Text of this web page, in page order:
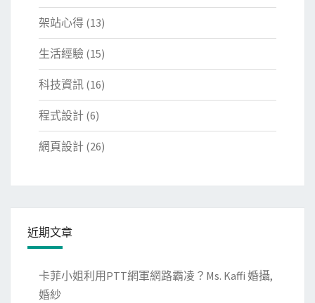
架站心得 (13)
生活經驗 (15)
科技資訊 (16)
程式設計 (6)
網頁設計 (26)
近期文章
卡菲小姐利用PTT網軍網路霸凌？Ms. Kaffi 婚攝,
婚紗